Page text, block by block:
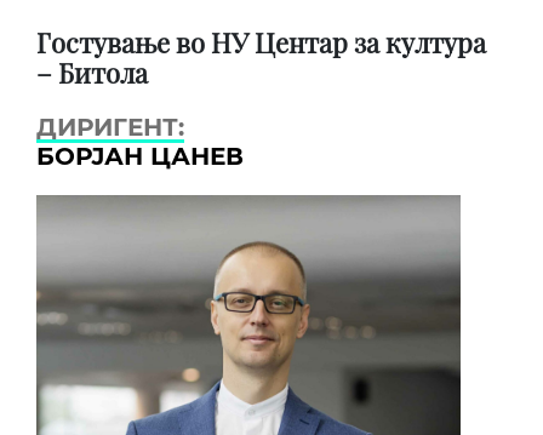
Гостување во НУ Центар за култура
– Битола
ДИРИГЕНТ:
БОРЈАН ЦАНЕВ